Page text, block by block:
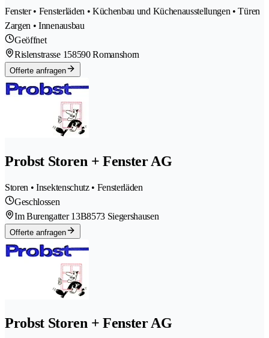
Fenster • Fensterläden • Küchenbau und Küchenausstellungen • Türen
Zargen • Innenausbau
Geöffnet
Rislenstrasse 158590 Romanshorn
Offerte anfragen
Probst Storen + Fenster AG
Storen • Insektenschutz • Fensterläden
Geschlossen
Im Burengatter 13B8573 Siegershausen
Offerte anfragen
Probst Storen + Fenster AG